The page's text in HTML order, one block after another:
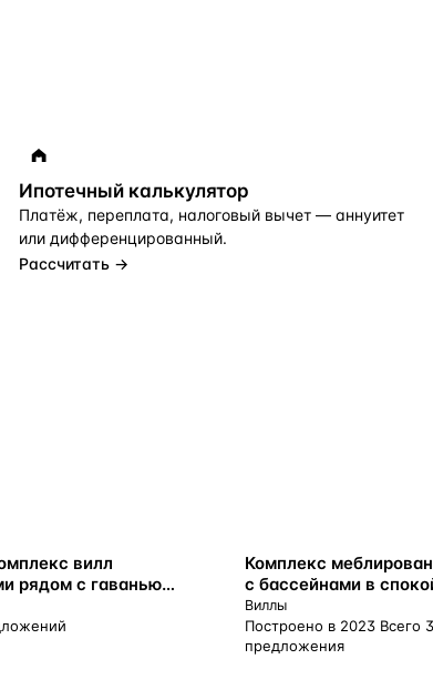
Ипотечный калькулятор
Платёж, переплата, налоговый вычет — аннуитет
или дифференцированный.
Рассчитать →
вилл
рядом с гаванью
Лимассол, Кипр
ВНЖ
Комплекс
с бассейнами в
районе, Трахони, Кипр
Виллы
Построено в 2023 Всего 3
предложения